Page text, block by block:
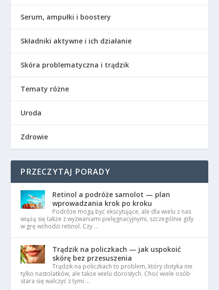
Serum, ampułki i boostery
Składniki aktywne i ich działanie
Skóra problematyczna i trądzik
Tematy różne
Uroda
Zdrowie
PRZECZYTAJ PORADY
Retinol a podróże samolot — plan
wprowadzania krok po kroku
Podróże mogą być ekscytujące, ale dla wielu z nas
wiążą się także z wyzwaniami pielęgnacyjnymi, szczególnie gdy
w grę wchodzi retinol. Czy …
Trądzik na policzkach — jak uspokoić
skórę bez przesuszenia
Trądzik na policzkach to problem, który dotyka nie
tylko nastolatków, ale także wielu dorosłych. Choć wiele osób
stara się walczyć z tymi …